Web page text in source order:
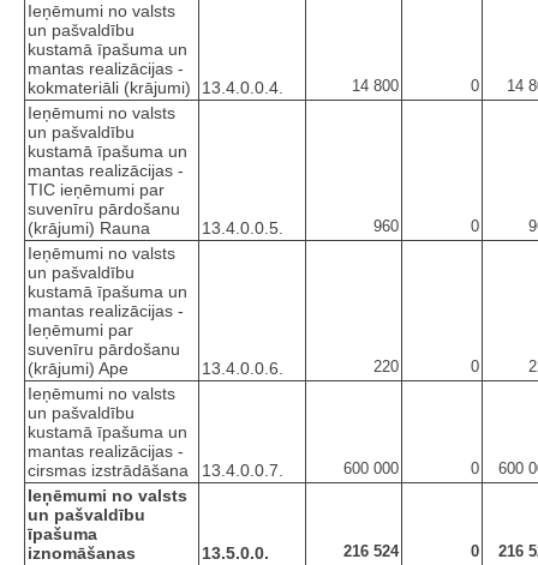
Ieņēmumi no valsts
un pašvaldību
kustamā īpašuma un
mantas realizācijas -
kokmateriāli (krājumi)
13.4.0.0.4. 14 800 0 14
Ieņēmumi no valsts
un pašvaldību
kustamā īpašuma un
mantas realizācijas -
TIC ieņēmumi par
suvenīru pārdošanu
(krājumi) Rauna
13.4.0.0.5. 960 0
Ieņēmumi no valsts
un pašvaldību
kustamā īpašuma un
mantas realizācijas -
Ieņēmumi par
suvenīru pārdošanu
(krājumi) Ape
13.4.0.0.6. 220 0
Ieņēmumi no valsts
un pašvaldību
kustamā īpašuma un
mantas realizācijas -
cirsmas izstrādāšana
13.4.0.0.7. 600 000 0 600
Ieņēmumi no valsts
un pašvaldību
īpašuma
iznomāšanas
13.5.0.0. 216 524 0 216